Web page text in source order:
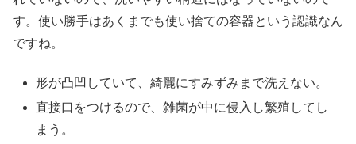
す。使い勝手はあくまでも使い捨ての容器という認識なん
ですね。
形が凸凹していて、綺麗にすみずみまで洗えない。
直接口をつけるので、雑菌が中に侵入し繁殖してし
まう。